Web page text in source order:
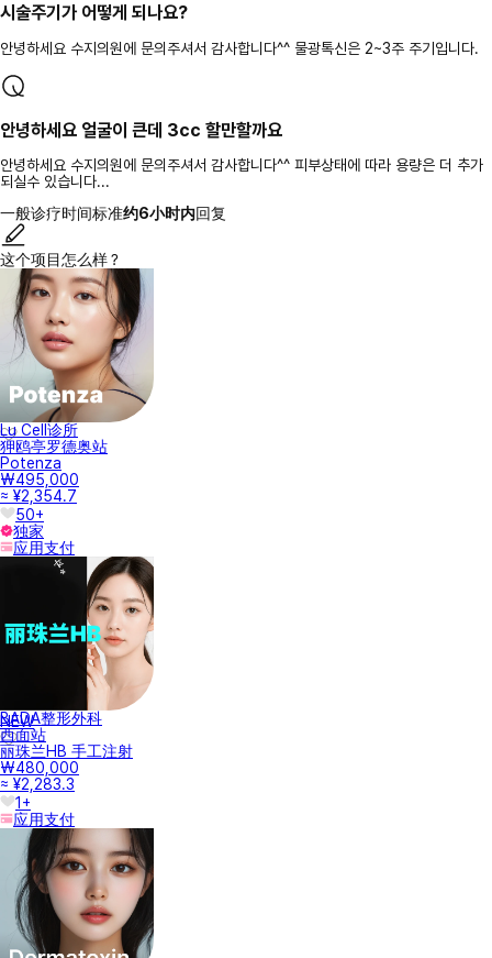
시술주기가 어떻게 되나요?
안녕하세요 수지의원에 문의주셔서 감사합니다^^ 물광톡신은 2~3주 주기입니다.
안녕하세요 얼굴이 큰데 3cc 할만할까요
안녕하세요 수지의원에 문의주셔서 감사합니다^^ 피부상태에 따라 용량은 더 추가
되실수 있습니다...
一般诊疗时间标准约6小时内回复
这个项目怎么样？
Lu Cell诊所
狎鸥亭罗德奥站
Potenza
₩495,000
≈ ¥2,354.7
50+
独家
应用支付
NEW
BADA整形外科
西面站
丽珠兰HB 手工注射
₩480,000
≈ ¥2,283.3
1+
应用支付